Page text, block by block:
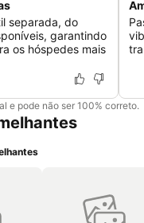
separada, do
garantindo
os hóspedes mais
e pode não ser 100% correto.